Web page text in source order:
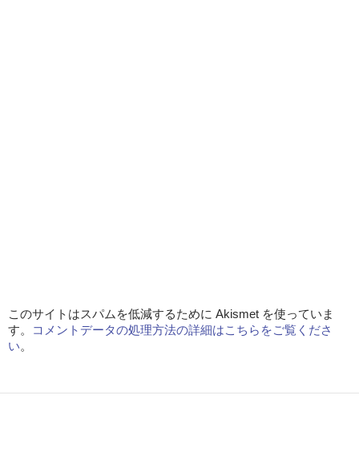
このサイトはスパムを低減するために Akismet を使っていま
す。
コメントデータの処理方法の詳細はこちらをご覧くださ
い。